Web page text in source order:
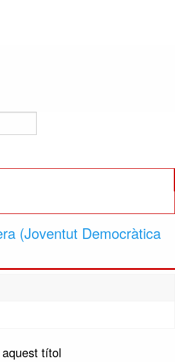
(Joventut Democràtica
aquest títol